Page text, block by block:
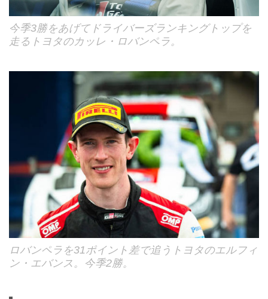
今季3勝をあげてドライバーズランキングトップを
走るトヨタのカッレ・ロバンペラ。
ロバンペラを31ポイント差で追うトヨタのエルフィ
ン・エバンス。今季2勝。